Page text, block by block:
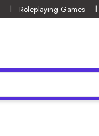
Roleplaying Games